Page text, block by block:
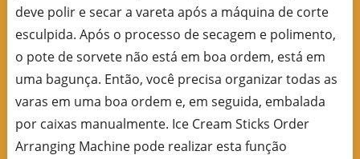
deve polir e secar a vareta após a máquina de corte
esculpida. Após o processo de secagem e polimento,
o pote de sorvete não está em boa ordem, está em
uma bagunça. Então, você precisa organizar todas as
varas em uma boa ordem e, em seguida, embalada
por caixas manualmente. Ice Cream Sticks Order
Arranging Machine pode realizar esta função